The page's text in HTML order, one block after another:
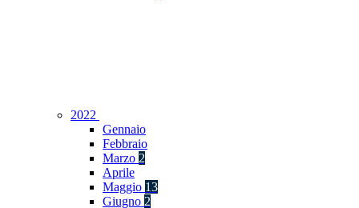
2022
Gennaio
Febbraio
Marzo 2
Aprile
Maggio 13
Giugno 2